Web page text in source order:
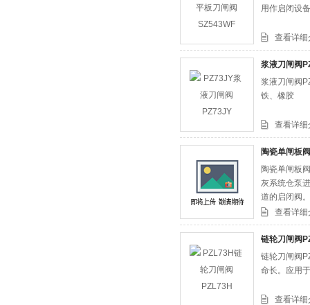
用作启闭设
查看详细
浆液刀闸阀
浆液刀闸阀
铁、橡胶
查看详细
陶瓷单闸板
陶瓷单闸板
灰系统仓泵
道的启闭阀。
查看详细
链轮刀闸阀
链轮刀闸阀
命长。应用
查看详细